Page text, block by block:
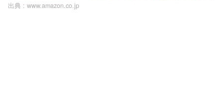
出典 : www.amazon.co.jp